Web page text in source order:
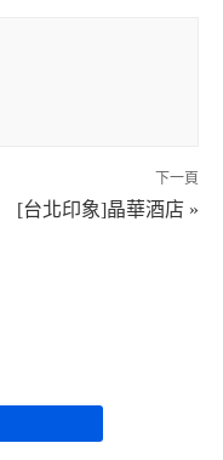
下一頁
[台北印象]晶華酒店 »